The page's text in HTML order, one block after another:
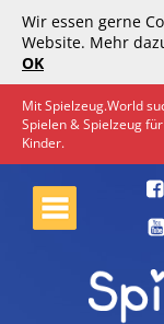
Wir essen gerne
Website. Mehr
OK
Mit Spielzeug.World
Spielen & Spielzeug
Kinder.